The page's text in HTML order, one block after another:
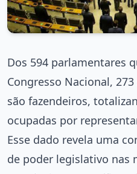
Dos 594 parlamentares
Congresso Nacional,
são fazendeiros,
ocupadas por
Esse dado revela uma
de poder legislativo nas